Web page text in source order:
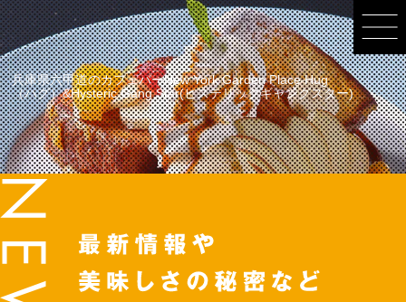
兵庫県六甲道のカフェバーNew York Garden Place Hug
（ハグ）&Hysteric Gang Star(ヒステリックギャングスター)